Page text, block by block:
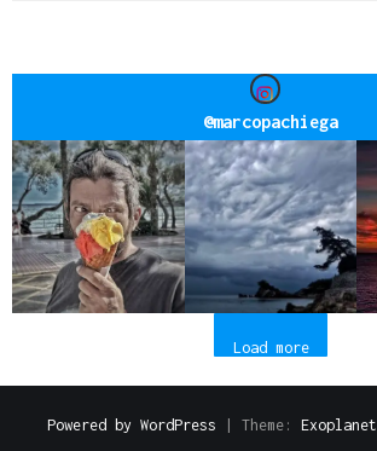
@marcopachiega
Load more
Powered by WordPress Theme: Exoplanet